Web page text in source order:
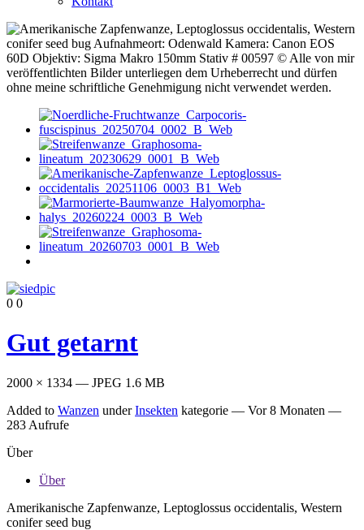
0 0
Gut getarnt
2000 × 1334 — JPEG 1.6 MB
Added to Wanzen underInsekten kategorie — Vor 8 Monaten —
283 Aufrufe
Über
Über
Amerikanische Zapfenwanze, Leptoglossus occidentalis, Western
conifer seed bug